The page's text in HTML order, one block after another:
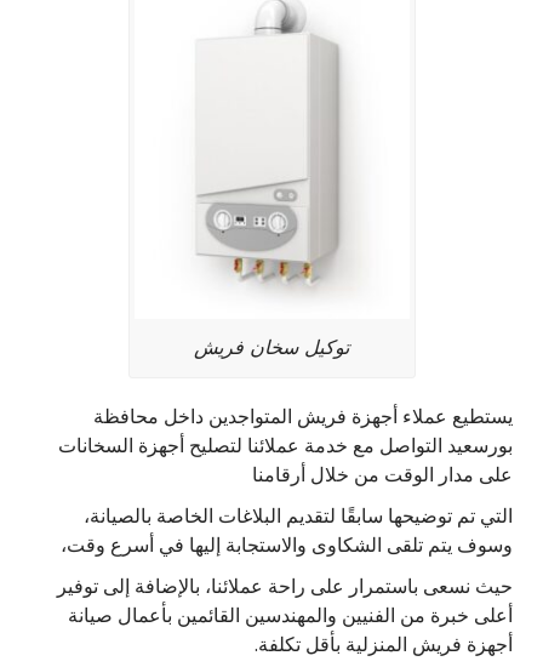
توكيل سخان فريش
يستطيع عملاء أجهزة فريش المتواجدين داخل محافظة
بورسعيد التواصل مع خدمة عملائنا لتصليح أجهزة السخانات
على مدار الوقت من خلال أرقامنا
التي تم توضيحها سابقًا لتقديم البلاغات الخاصة بالصيانة،
وسوف يتم تلقى الشكاوى والاستجابة إليها في أسرع وقت،
حيث نسعى باستمرار على راحة عملائنا، بالإضافة إلى توفير
أعلى خبرة من الفنيين والمهندسين القائمين بأعمال صيانة
أجهزة فريش المنزلية بأقل تكلفة.